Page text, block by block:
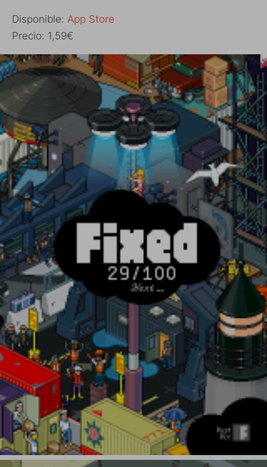
Disponible: App Store
Precio: 1,59€